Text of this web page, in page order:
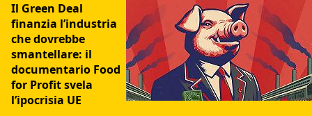
Il Green Deal
finanzia l’industria
che dovrebbe
smantellare: il
documentario Food
for Profit svela
l’ipocrisia UE